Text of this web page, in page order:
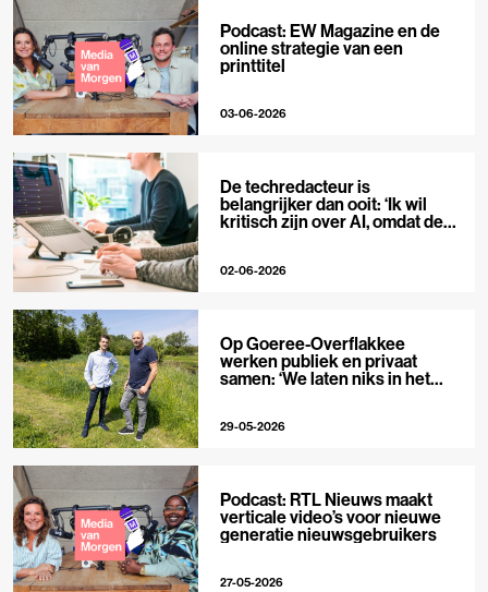
Podcast: EW Magazine en de
online strategie van een
printtitel
03-06-2026
De techredacteur is
belangrijker dan ooit: ‘Ik wil
kritisch zijn over AI, omdat de
02-06-2026
Op Goeree-Overflakkee
werken publiek en privaat
samen: ‘We laten niks in het
29-05-2026
Podcast: RTL Nieuws maakt
verticale video’s voor nieuwe
generatie nieuwsgebruikers
27-05-2026